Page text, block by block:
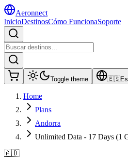
Aeronnect
InicioDestinosCómo FuncionaSoporte
Toggle theme 🇪🇸
Home
Plans
Andorra
Unlimited Data - 17 Days (1
🇦🇩